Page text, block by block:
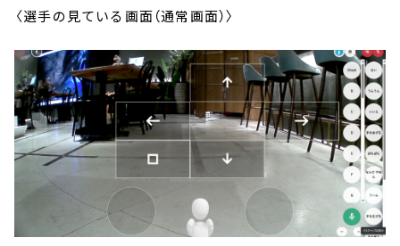
〈選手の見ている画面（通常画面）〉